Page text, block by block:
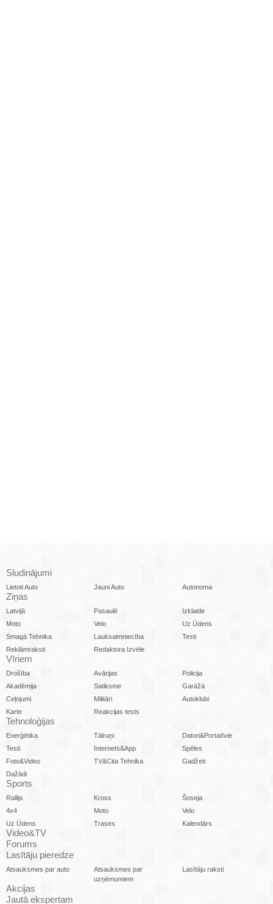
Sludinājumi
Lietoti Auto Jauni Auto Autonoma
Ziņas
Latvijā Pasaulē
Izklaide
Moto
Velo
Uz Ūdens
Smagā Tehnika
Lauksaimniecība
Testi
Reklāmraksti
Redaktora Izvēle
Vīriem
Drošība Avārijas
Policija
Akadēmija
Satiksme
Garāžā
Ceļojumi
Militāri
Autoklubi
Karte
Reakcijas tests
Tehnoloģijas
Enerģētika Tālruņi
Datori&Portatīvie
Testi
Internets&App
Spēles
Foto&Video
TV&Cita Tehnika
Gadžeti
Dažādi
Sports
Rallijs Kross
Šoseja
4x4
Moto
Velo
Uz Ūdens
Trases Kalendārs
Video&TV
Forums
Lasītāju pieredze
Atsauksmes par auto
Atsauksmes par
uzņēmumiem
Lasītāju raksti
Akcijas
Jautā ekspertam